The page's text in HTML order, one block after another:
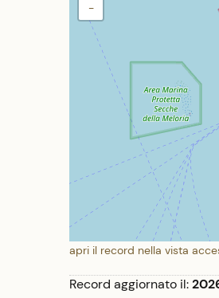
−
apri il record nella vista
Record aggiornato il: